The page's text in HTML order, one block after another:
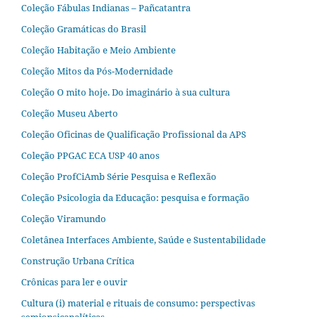
Coleção Fábulas Indianas – Pañcatantra
Coleção Gramáticas do Brasil
Coleção Habitação e Meio Ambiente
Coleção Mitos da Pós-Modernidade
Coleção O mito hoje. Do imaginário à sua cultura
Coleção Museu Aberto
Coleção Oficinas de Qualificação Profissional da APS
Coleção PPGAC ECA USP 40 anos
Coleção ProfCiAmb Série Pesquisa e Reflexão
Coleção Psicologia da Educação: pesquisa e formação
Coleção Viramundo
Coletânea Interfaces Ambiente, Saúde e Sustentabilidade
Construção Urbana Crítica
Crônicas para ler e ouvir
Cultura (i) material e rituais de consumo: perspectivas